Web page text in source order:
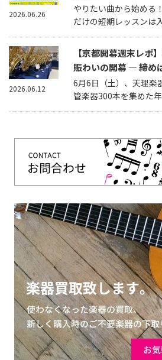
やりたい曲から始める
だけの短期レッスンは
2026.06.26
【京都開幕週末レポ
賑わいの開幕 — 締め
6月6日（土）、天理楽
管楽器300本を集めた
2026.06.12